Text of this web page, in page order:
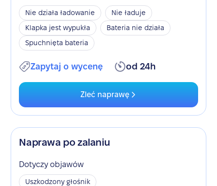
Nie działa ładowanie
Nie ładuje
Klapka jest wypukła
Bateria nie działa
Spuchnięta bateria
Zapytaj o wycenę od 24h
Zleć naprawę
Naprawa po zalaniu
Dotyczy objawów
Uszkodzony głośnik